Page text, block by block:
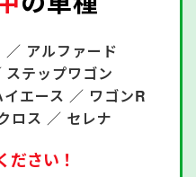
／ アルファード
ステップワゴン
イエース ／ ワゴンR
ロス ／ セレナ
ださい！